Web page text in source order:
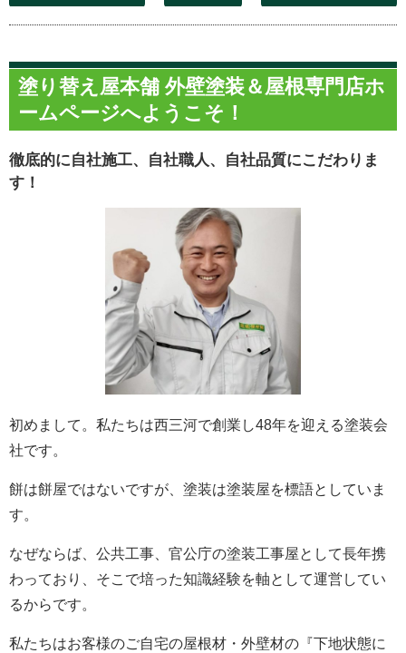
塗り替え屋本舗 外壁塗装＆屋根専門店ホ
ームページへようこそ！
徹底的に自社施工、自社職人、自社品質にこだわりま
す！
初めまして。私たちは西三河で創業し48年を迎える塗装会
社です。
餅は餅屋ではないですが、塗装は塗装屋を標語としていま
す。
なぜならば、公共工事、官公庁の塗装工事屋として長年携
わっており、そこで培った知識経験を軸として運営してい
るからです。
私たちはお客様のご自宅の屋根材・外壁材の『下地状態に